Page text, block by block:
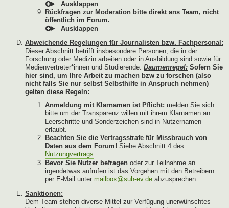
Rückfragen zur Moderation bitte direkt ans Team, nicht
öffentlich im Forum.
Abweichende Regelungen für Journalisten bzw. Fachpersonal:
Dieser Abschnitt betrifft insbesondere Personen, die in der
Forschung oder Medizin arbeiten oder in Ausbildung sind sowie für
Medienvertreter*innen und Studierende. Daumenregel: Sofern Sie
hier sind, um Ihre Arbeit zu machen bzw zu forschen (also
nicht falls Sie nur selbst Selbsthilfe in Anspruch nehmen)
gelten diese Regeln:
Anmeldung mit Klarnamen ist Pflicht: melden Sie sich
bitte um der Transparenz willen mit ihrem Klarnamen an.
Leerschritte und Sonderzeichen sind in Nutzernamen
erlaubt.
Beachten Sie die Vertragsstrafe für Missbrauch von
Daten aus dem Forum! Siehe Abschnitt 4 des
Nutzungvertrags.
Bevor Sie Nutzer befragen oder zur Teilnahme an
irgendetwas aufrufen ist das Vorgehen mit den Betreibern
per E-Mail unter mailbox@suh-ev.de abzusprechen.
Sanktionen:
Dem Team stehen diverse Mittel zur Verfügung unerwünschtes